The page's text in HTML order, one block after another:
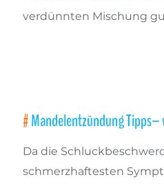
verdünnten Mischung
Mandelentzündung Tipps–
Da die
schmerzhaftesten